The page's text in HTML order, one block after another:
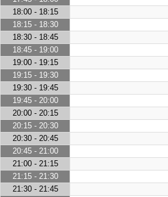
18:00 - 18:15
18:15 - 18:30
18:30 - 18:45
18:45 - 19:00
19:00 - 19:15
19:15 - 19:30
19:30 - 19:45
19:45 - 20:00
20:00 - 20:15
20:15 - 20:30
20:30 - 20:45
20:45 - 21:00
21:00 - 21:15
21:15 - 21:30
21:30 - 21:45